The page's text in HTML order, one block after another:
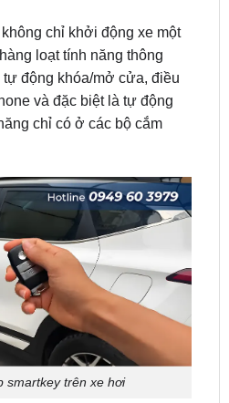
chỉ khởi động xe một
loạt tính năng thông
động khóa/mở cửa, điều
và đặc biệt là tự động
chỉ có ở các bộ cắm
smartkey trên xe hơi